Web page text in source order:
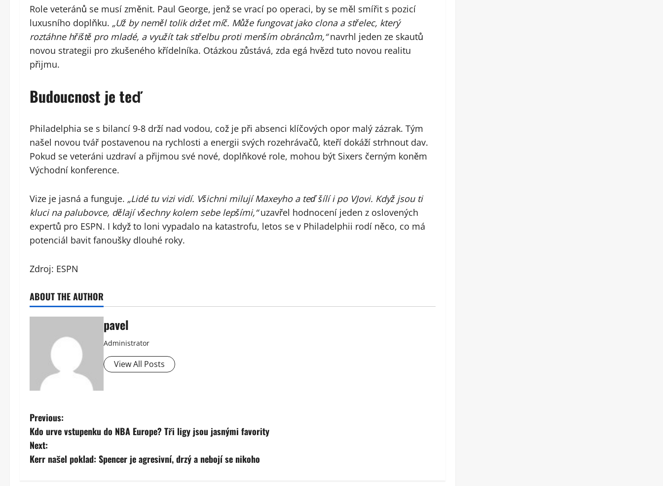
Role veteránů se musí změnit. Paul George, jenž se vrací po operaci, by se měl smířit s pozicí
luxusního doplňku. „Už by neměl tolik držet míč. Může fungovat jako clona a střelec, který
roztáhne hřiště pro mladé, a využít tak střelbu proti menším obráncům,“navrhl jeden ze skautů
novou strategii pro zkušeného křídelníka. Otázkou zůstává, zda egá hvězd tuto novou realitu
přijmu.
Budoucnost je teď
Philadelphia se s bilancí 9-8 drží nad vodou, což je při absenci klíčových opor malý zázrak. Tým
našel novou tvář postavenou na rychlosti a energii svých rozehrávačů, kteří dokáží strhnout dav.
Pokud se veteráni uzdraví a přijmou své nové, doplňkové role, mohou být Sixers černým koněm
Východní konference.
Vize je jasná a funguje. „Lidé tu vizi vidí. Všichni milují Maxeyho a teď šílí i po VJovi. Když jsou ti
kluci na palubovce, dělají všechny kolem sebe lepšími,“uzavřel hodnocení jeden z oslovených
expertů pro ESPN. I když to loni vypadalo na katastrofu, letos se v Philadelphii rodí něco, co má
potenciál bavit fanoušky dlouhé roky.
Zdroj: ESPN
ABOUT THE AUTHOR
pavel
Administrator
View All Posts
P
o
s
Previous:
Kdo urve vstupenku do NBA Europe? Tři ligy jsou jasnými favority
Next:
Kerr našel poklad: Spencer je agresivní, drzý a nebojí se nikoho